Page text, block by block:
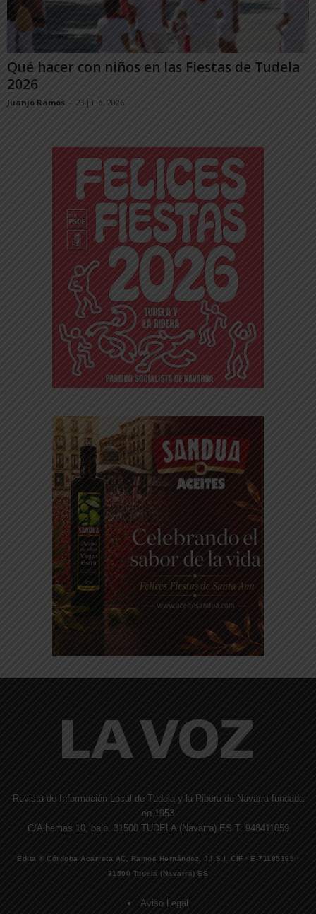
Qué hacer con niños en las Fiestas de Tudela
2026
Juanjo Ramos - 23 julio, 2026
Revista de Información Local de Tudela y la Ribera de Navarra fundada
en 1953
C/Alhemas 10, bajo. 31500 TUDELA (Navarra) ES T. 948411059
Edita © Córdoba Acarreta AC, Ramos Hernández, JJ S.I. CIF · E-71185169 ·
31500 Tudela (Navarra) ES
Aviso Legal